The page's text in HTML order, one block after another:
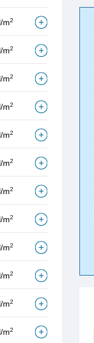
m2
m2
m2
m2
m2
m2
m2
m2
m2
m2
m2
m2